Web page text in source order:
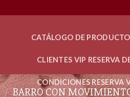
CATÁLOGO DE
CLIENTES VIP RESERVA
CONDICIONES RESERVA
/ BARRO CON